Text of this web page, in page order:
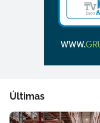
Últimas